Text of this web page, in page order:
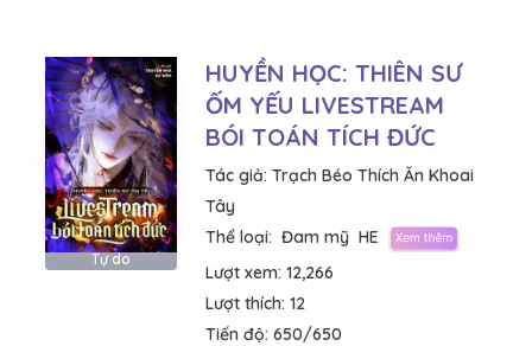
Tự do
HUYỀN HỌC: THIÊN SƯ
ỐM YẾU LIVESTREAM
BÓI TOÁN TÍCH ĐỨC
Tác giả: Trạch Béo Thích Ăn Khoai
Tây
Thể loại: Đam mỹ HE
Lượt xem: 12,266
Lượt thích: 12
Tiến độ: 650/650